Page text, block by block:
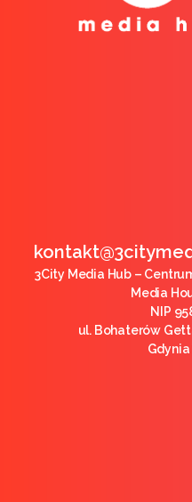
3City Media Hub –
Media
NIP
ul. Bohaterów